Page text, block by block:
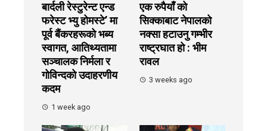
बार्दली रेस्टुरेन्ट एन्ड
फरेस्ट भ्यु होमस्टे’ मा
पूर्व बैंकरहरूको भब्य
स्वागत, आतिथ्यतामा
सञ्चालक निर्मला र
गोविन्दको उदाहरणीय
कदम
1 week ago
एक रुपैयाँ को
सिक्काबाट नेपालको
नक्सा हटाउनु गम्भीर
राष्ट्रघात हो : भीम
रावल
3 weeks ago